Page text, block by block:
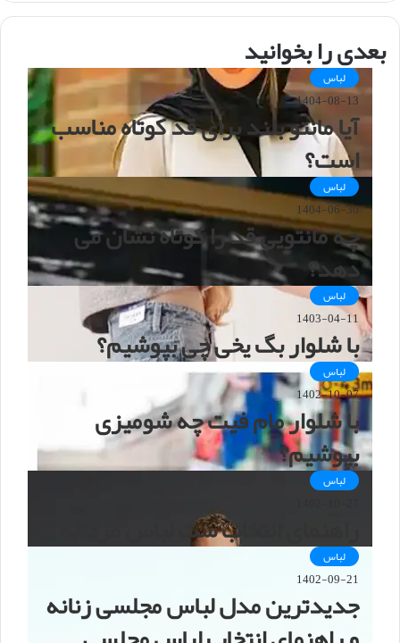
س
ت
بعدی را بخوانید
لباس
1404-08-13
آیا مانتو بلند برای قد کوتاه مناسب
است؟
لباس
1404-06-30
چه مانتویی قد را کوتاه نشان می
دهد؟
لباس
1403-04-11
با شلوار بگ یخی چی بپوشیم؟
لباس
1402-10-07
با شلوار مام فیت چه شومیزی
بپوشیم؟
لباس
راهنمای انتخاب ست لباس مردانه
لباس
1402-09-21
جدیدترین مدل لباس مجلسی زنانه